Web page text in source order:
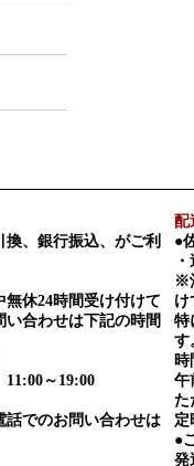
、銀行振込、がご利
休24時間受け付けて
合わせは下記の時間
～19:00
でのお問い合わせは
配
●
※
け
特
す
時
午
た
定
●
発